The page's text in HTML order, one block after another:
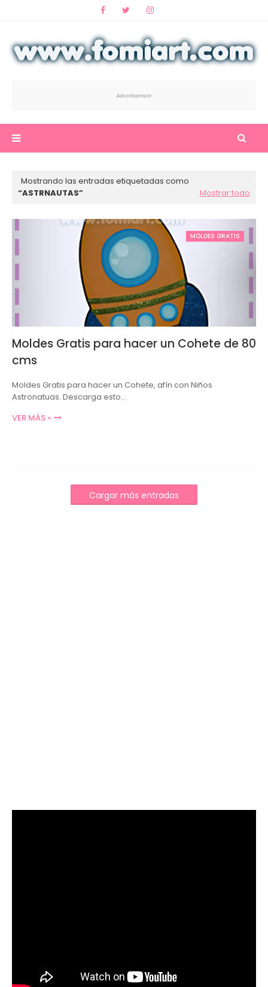
Mostrando las entradas etiquetadas como
ASTRNAUTAS
Mostrar todo
MOLDES GRATIS
Moldes Gratis para hacer un Cohete de 80
cms
Moldes Gratis para hacer un Cohete, afín con Niños
Astronatuas. Descarga esto…
VER MÁS »
Cargar más entradas